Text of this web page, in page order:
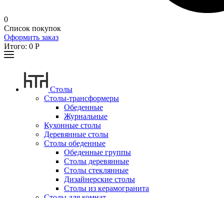
0
Список покупок
Оформить заказ
Итого: 0 Р
Столы
Столы-трансформеры
Обеденные
Журнальные
Кухонные столы
Деревянные столы
Столы обеденные
Обеденные группы
Столы деревянные
Столы стеклянные
Дизайнерские столы
Столы из керамогранита